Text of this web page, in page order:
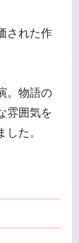
された作
。物語の
雰囲気を
た。